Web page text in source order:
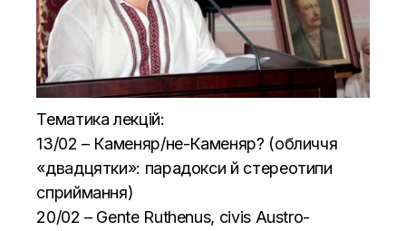
Тематика лекцій:
13/02 – Каменяр/не-Каменяр? (обличчя
«двадцятки»: парадокси й стереотипи
сприймання)
20/02 – Gente Ruthenus, civis Austro-